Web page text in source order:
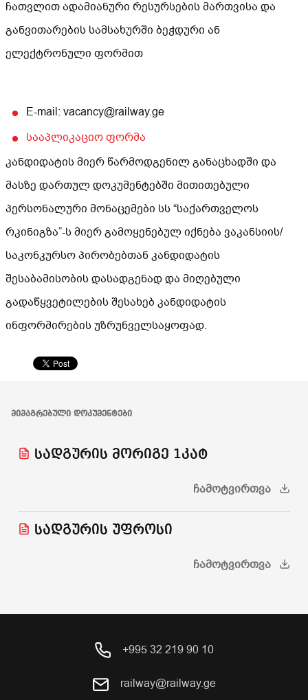
ჩათვლით ადამიანური რესურსების მართვისა და
განვითარების სამსახურში ბეჭდური ან
ელექტრონული ფორმით
E-mail: vacancy@railway.ge
სააპლიკაციო ფორმა
კანდიდატის მიერ წარმოდგენილ განაცხადში და
მასზე დართულ დოკუმენტებში მითითებული
პერსონალური მონაცემები სს “საქართველოს
რკინიგზა”-ს მიერ გამოყენებულ იქნება ვაკანსიის/
საკონკურსო პირობებთან კანდიდატის
შესაბამისობის დასადგენად და მიღებული
გადაწყვეტილების შესახებ კანდიდატის
ინფორმირების უზრუნველსაყოფად.
ᲛᲘᲛᲐᲒᲠᲔᲑᲣᲚᲘ ᲓᲝᲙᲣᲛᲔᲜᲢᲔᲑᲘ
სადგურის მორიგე 1კატ
ᲩᲐᲛᲝᲢᲕᲘᲠᲗᲕᲐ
სადგურის უფროსი
ᲩᲐᲛᲝᲢᲕᲘᲠᲗᲕᲐ
+995 32 219 90 10
railway@railway.ge